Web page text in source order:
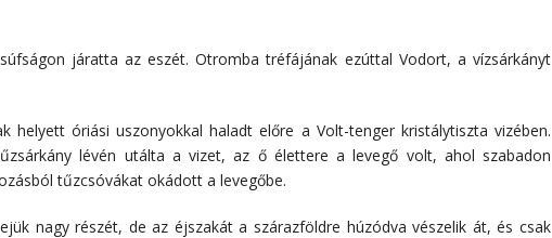
járatta az eszét. Otromba tréfájának ezúttal Vodort, a vízsárkányt
helyett óriási uszonyokkal haladt előre a Volt-tenger kristálytiszta vizében.
lévén utálta a vizet, az ő élettere a levegő volt, ahol szabadon
tűzcsóvákat okádott a levegőbe.
nagy részét, de az éjszakát a szárazföldre húzódva vészelik át, és csak